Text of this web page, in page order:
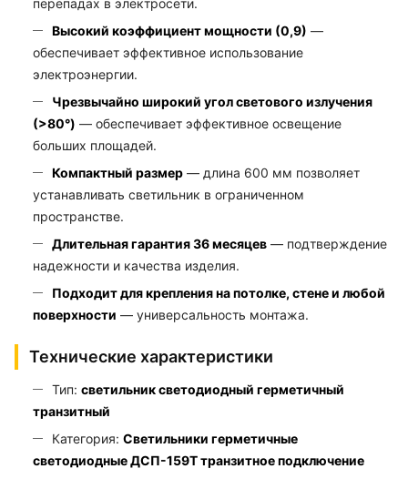
перепадах в электросети.
Высокий коэффициент мощности (0,9) —
обеспечивает эффективное использование
электроэнергии.
Чрезвычайно широкий угол светового излучения
(>80°) — обеспечивает эффективное освещение
больших площадей.
Компактный размер — длина 600 мм позволяет
устанавливать светильник в ограниченном
пространстве.
Длительная гарантия 36 месяцев — подтверждение
надежности и качества изделия.
Подходит для крепления на потолке, стене и любой
поверхности — универсальность монтажа.
Технические характеристики
Тип: светильник светодиодный герметичный
транзитный
Категория: Светильники герметичные
светодиодные ДСП-159Т транзитное подключение